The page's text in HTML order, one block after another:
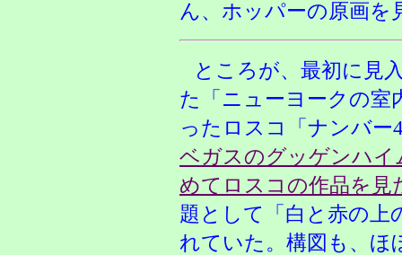
ん、ホッパーの原画を
ところが、最初に見
た「ニューヨークの室
ったロスコ「ナンバー
ベガスのグッゲンハイ
めてロスコの作品を見
題として「白と赤の上
れていた。構図も、ほ